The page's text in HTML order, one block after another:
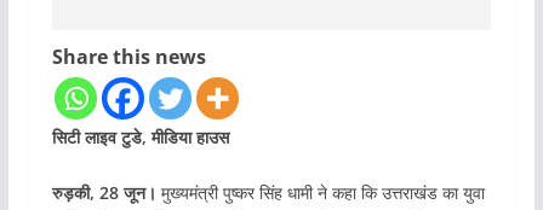
Share this news
सिटी लाइव टुडे, मीडिया हाउस
रुड़की, 28 जून। मुख्यमंत्री पुष्कर सिंह धामी ने कहा कि उत्तराखंड का युवा